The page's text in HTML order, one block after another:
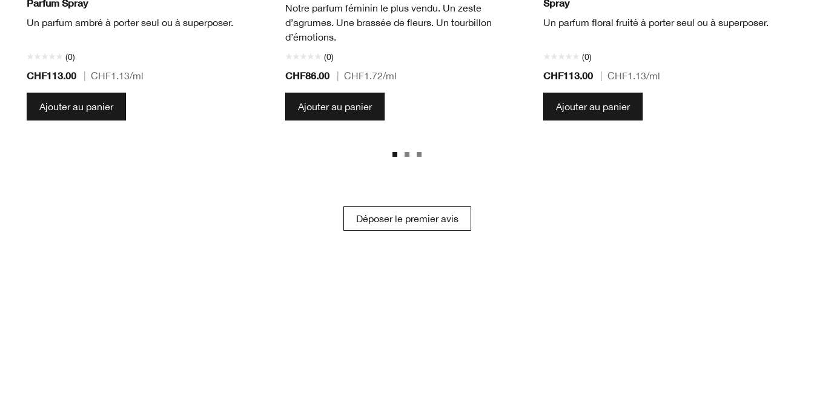
Parfum Spray
Un parfum ambré à porter seul ou à superposer.
(0)
CHF113.00 CHF1.13/ml
Ajouter au panier
Notre parfum féminin le plus vendu. Un zeste
d’agrumes. Une brassée de fleurs. Un tourbillon
d’émotions.
(0)
CHF86.00 CHF1.72/ml
Ajouter au panier
Spray
Un parfum floral fruité à porter seul ou à superposer.
(0)
CHF113.00 CHF1.13/ml
Ajouter au panier
Déposer le premier avis